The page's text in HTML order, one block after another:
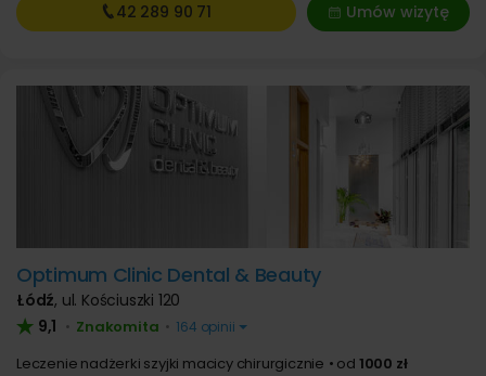
Umów wizytę
42 289 90 71
Optimum Clinic Dental & Beauty
Łódź, ul. Kościuszki 120
9,1 • Znakomita • 164 opinii
Leczenie nadżerki szyjki macicy chirurgicznie od 1000 zł